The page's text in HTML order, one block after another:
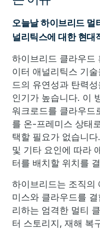
오늘날 하이브리드 멀
널리틱스에 대한 현대
하이브리드 클라우드
이터 애널리틱스 기
드의 유연성과 탄력
인기가 높습니다. 이
워크로드를 클라우드
를 온-프레미스 상태
택할 필요가 없습니
및 기타 요인에 따라
터를 배치할 위치를
하이브리드는 조직의
미스와 클라우드를
리하는 엄격한 멀티
터 스토리지, 재해 복